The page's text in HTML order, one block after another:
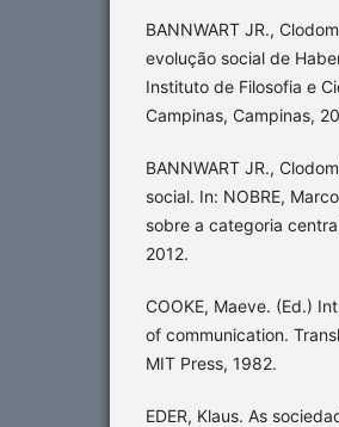
BANNWART JR.,
evolução social de
Instituto de Filosofia e
Campinas, Campinas,
BANNWART JR.,
social. In: NOBRE,
sobre a categoria
2012.
COOKE, Maeve. (Ed.)
of communication.
MIT Press, 1982.
EDER, Klaus. As